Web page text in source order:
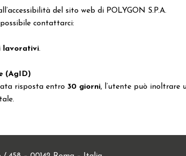
del sito web di POLYGON S.P.A.
contattarci:
lavorativi.
(AgID)
risposta entro 30 giorni, l’utente può inoltrare